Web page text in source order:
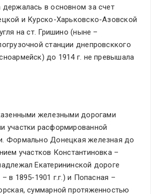
в основном за счет
и Курско-Харьковско-Азовской
на ст. Гришино (ныне –
станции днепровсккого
до 1914 г. не превышала
железными дорогами
участки расформированной
Формально Донецкая железная до
участков Константиновка –
Екатерининской дороге
в 1895-1901 г.г.) и Попасная –
суммарной протяженностью